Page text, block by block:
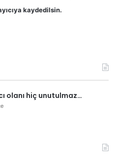
kaydedilsin.
olanı hiç unutulmaz…